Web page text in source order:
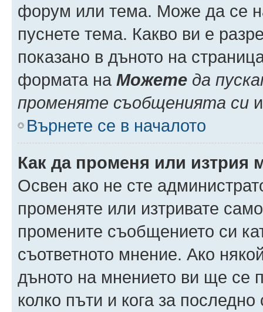
форум или тема. Може да се
пуснете тема. Какво ви е
показано в дъното на
формата на Можете да
променяте съобщенията си
Върнете се в началото
Как да променя или изтрия
Освен ако не сте
променяте или изтривате
промените съобщението си
съответното мнение. Ако
дъното на мнението ви ще се
колко пъти и кога за